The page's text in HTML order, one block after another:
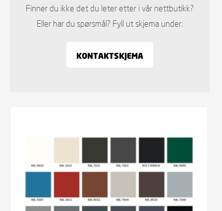
Finner du ikke det du leter etter i vår nettbutikk?
Eller har du spørsmål? Fyll ut skjema under.
KONTAKTSKJEMA